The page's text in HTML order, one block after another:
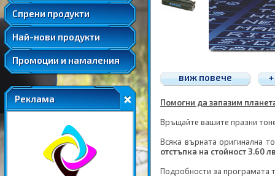
Спрени продукти
Удължени и допълнителни гаранции
Най-нови продукти
Промоции и намаления
Реклама
виж повече
Помогни да запазим
Връщайте вашите празни
Всяка върната оригинална
отстъпка на стойност 3.60
Подробности за програмата